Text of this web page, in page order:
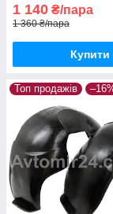
1 140 ₴/пара
1 360 ₴/пара
Купити
Топ продажів